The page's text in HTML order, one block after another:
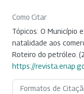
Como Citar
Tópicos: O Município
natalidade aos
Roteiro do petróleo.
https://
Formatos de